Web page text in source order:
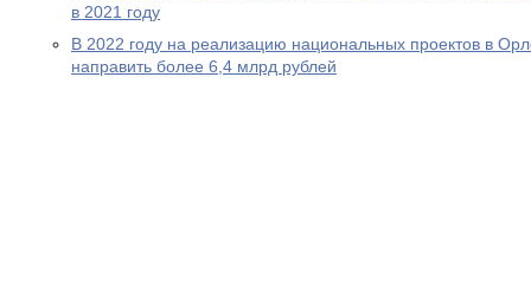
в 2021 году
В 2022 году на реализацию национальных проектов в
направить более 6,4 млрд рублей